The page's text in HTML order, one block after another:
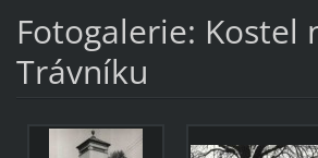
Fotogalerie: Kostel
Trávníku